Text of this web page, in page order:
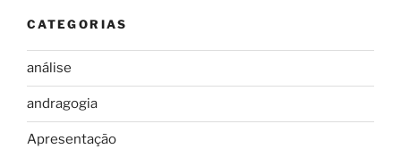
CATEGORIAS
análise
andragogia
Apresentação